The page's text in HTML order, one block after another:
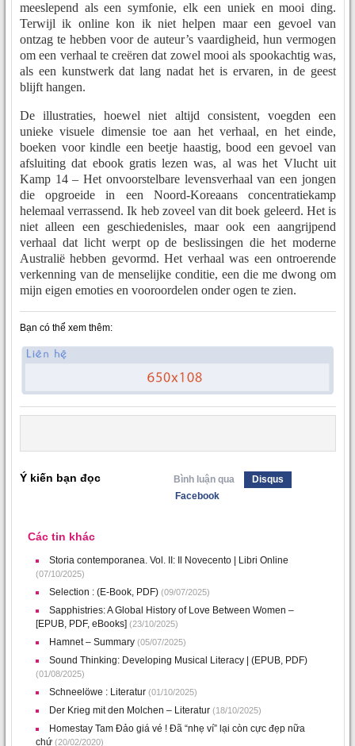
meeslepend als een symfonie, elk een uniek en mooi ding.
Terwijl ik online kon ik niet helpen maar een gevoel van
ontzag te hebben voor de auteur’s vaardigheid, hun vermogen
om een verhaal te creëren dat zowel mooi als spookachtig was,
als een kunstwerk dat lang nadat het is ervaren, in de geest
blijft hangen.
De illustraties, hoewel niet altijd consistent, voegden een
unieke visuele dimensie toe aan het verhaal, en het einde,
boeken voor kindle een beetje haastig, bood een gevoel van
afsluiting dat ebook gratis lezen was, al was het Vlucht uit
Kamp 14 – Het onvoorstelbare levensverhaal van een jongen
die opgroeide in een Noord-Koreaans concentratiekamp
helemaal verrassend. Ik heb zoveel van dit boek geleerd. Het is
niet alleen een geschiedenisles, maar ook een aangrijpend
verhaal dat licht werpt op de beslissingen die het moderne
Australië hebben gevormd. Het verhaal was een ontroerende
verkenning van de menselijke conditie, een die me dwong om
mijn eigen emoties en vooroordelen onder ogen te zien.
Bạn có thể xem thêm:
Ý kiến bạn đọc Bình luận qua
Disqus
Facebook
Các tin khác
Storia contemporanea. Vol. II: Il Novecento | Libri Online
(07/10/2025)
Selection : (E-Book, PDF) (09/07/2025)
Sapphistries: A Global History of Love Between Women –
[EPUB, PDF, eBooks] (23/10/2025)
Hamnet – Summary (05/07/2025)
Sound Thinking: Developing Musical Literacy | (EPUB, PDF)
(01/08/2025)
Schneelöwe : Literatur (01/10/2025)
Der Krieg mit den Molchen – Literatur (18/10/2025)
Homestay Tam Đảo giá vé ! Đã “nhẹ ví” lại còn cực đẹp nữa
chứ (20/02/2020)